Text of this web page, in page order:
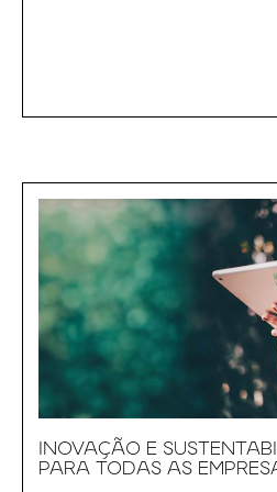
INOVAÇÃO E
PARA TODAS AS